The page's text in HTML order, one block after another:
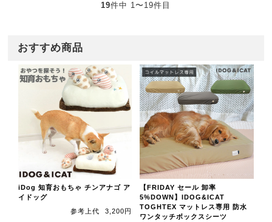
19件中 1〜19件目
おすすめ商品
iDog 知育おもちゃ チンアナゴ ア
イドッグ
参考上代
3,200円
【FRIDAY セール 卸率
5%DOWN】IDOG&ICAT
TOGHTEX マットレス専用 防水
ワンタッチボックスシーツ